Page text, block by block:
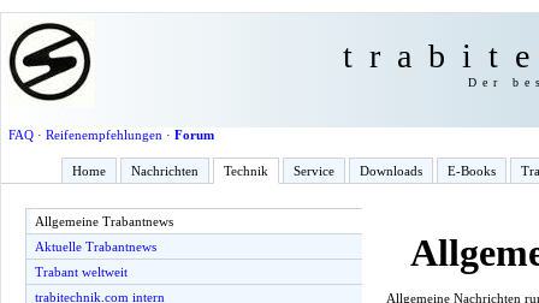
Der
FAQ· Reifenempfehlungen · Forum
Home Nachrichten Technik Service Downloads E-Books
Allgemeine Trabantnews
Aktuelle Trabantnews
Trabant weltweit
trabitechnik.com intern
Allgemeine Nachrichten